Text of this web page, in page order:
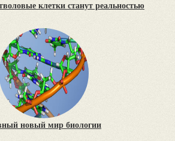
клетки станут реальностью
новый мир биологии